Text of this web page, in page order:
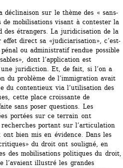
sur le thème des « sans-
de mobilisations visant à contester la
des étrangers. La juridicisation de la
direct sa «judiciarisation», c’est-
ou administratif rendue possible
dont l’application est
une juridiction. Et, de fait, si l’on a
du problème de l’immigration avait
du contentieux via l’utilisation des
cette place croissante de
sans poser questions. Les
portées sur ce terrain ont
portant sur l’articulation
bien mis en évidence. Dans les
du droit ont souligné, en
des mobilisations politiques du droit,
l’avaient illustré les grandes